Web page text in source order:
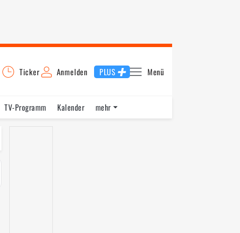
Ticker Anmelden PLUS Menü
TV-Programm
Kalender
mehr